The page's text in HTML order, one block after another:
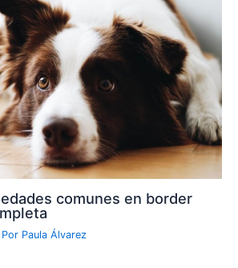
comunes en border
Paula Álvarez